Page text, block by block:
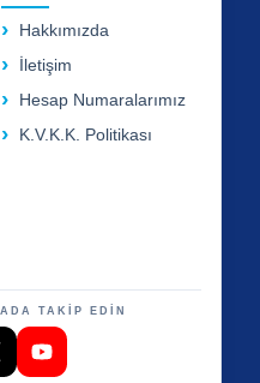
Hakkımızda
İletişim
Hesap Numaralarımız
K.V.K.K. Politikası
TAKİP EDİN